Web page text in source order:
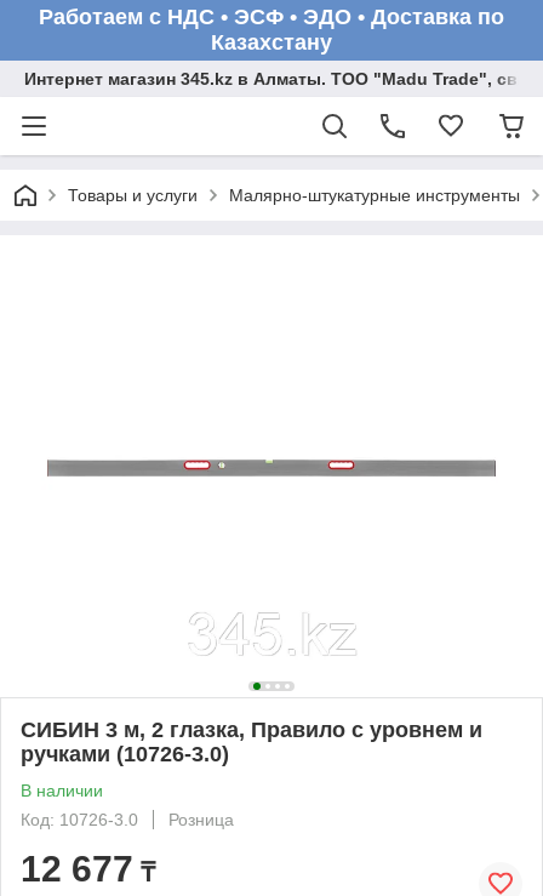
Работаем с НДС • ЭСФ • ЭДО • Доставка по
Казахстану
Интернет магазин 345.kz в Алматы. ТОО "Madu Trade",
Товары и услуги Малярно-штукатурные инструменты
СИБИН 3 м, 2 глазка, Правило с уровнем и
ручками (10726-3.0)
В наличии
Код: 10726-3.0
Розница
12 677 ₸